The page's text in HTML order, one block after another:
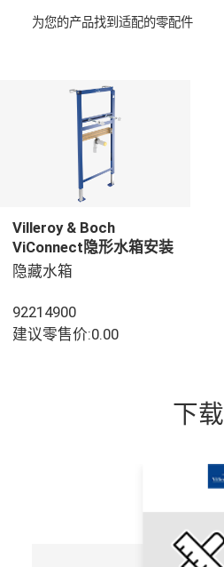
为您的产品找到适配的零配件
Villeroy & Boch
ViConnect隐形水箱安装
系统 洗脸盆组件, 用于 干
1120 mm
隐藏水箱
92214900
建议零售价:0.00
下载